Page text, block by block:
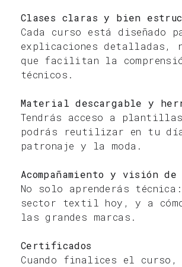
Clases claras y bien
Cada curso está diseñado
explicaciones detalladas,
que facilitan la
técnicos.
Material descargable y
Tendrás acceso a
podrás reutilizar en tu
patronaje y la moda.
Acompañamiento y visión
No solo aprenderás
sector textil hoy, y a
las grandes marcas.
Certificados
Cuando finalices el